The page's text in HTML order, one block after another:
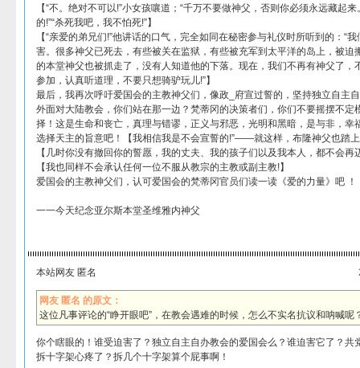
【“不。绝对不可以!”小女孩嚷道；“千万不要做神父，否则你必须永远藏起
的!”“杀死我吧，我不怕死!”】
【“亲爱的弟兄们!”他讲话的口气，完全如同在秘密参与礼仪时所听到的：“
害。很多神父已死去，有些被关在监狱，有些被充军到太平洋的岛上，被
的本堂神父也被抓走了，没有人知道他的下落。现在，我们不再有神父了，
参加，认真听道理，不要只想骑驴玩儿!”】
最后，我再次呼吁爱国会的主教神父们，像政_府宣过誓的，坚持独立自主
外面对大陆教会，你们站在那一边？梵蒂冈的决策者们，你们不要摇摆不定
择！这是生命和丧亡，真理与错谬，正义与邪恶，光明和黑暗，是与非，幸
选择天主的旨意吧！【我相信我是不会宣誓的!”——就这样，布隆神父也踏
【几时你没有撤回你的誓愿，我的丈夫、我的孩子们以及我本人，都不会再
【我也同样不会承认任何一位不服从教宗的主教或副主教!】
爱国会的主教神父们，认可爱国会的梵蒂冈官员们读一读《爱的力量》吧 ！
一一今天纪念亚尔斯本堂圣维雅内神父
本站网友 匿名
网友 匿名 的原文：
这位凡事评论的“睁开眼吧”，在教会遇难的时候，怎么不实名抗议和呐喊呢
你个瞎眼的！谁受迫害了？独立自主自办教会的爱国会么？谁迫害它了？共
拆十字架心疼了？拆几个十字架算个屁事啊！